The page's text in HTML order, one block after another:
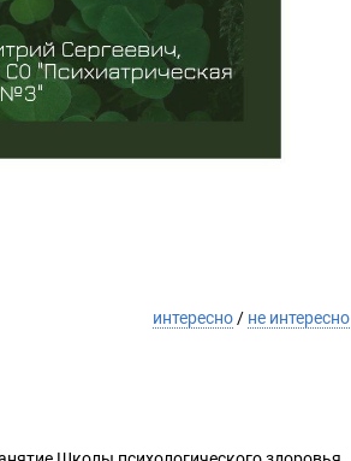
интересно / не интересно